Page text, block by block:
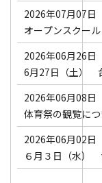
2026年07月07日
オープンスクー
プいたしました。
2026年06月26日
6月27日（土）
2026年06月08日
体育祭の観覧に
2026年06月02日
６月３日（水）